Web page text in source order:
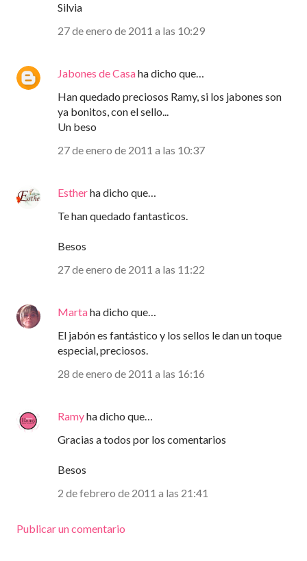
Silvia
27 de enero de 2011 a las 10:29
Jabones de Casaha dicho que…
Han quedado preciosos Ramy, si los jabones son
ya bonitos, con el sello...
Un beso
27 de enero de 2011 a las 10:37
Estherha dicho que…
Te han quedado fantasticos.
Besos
27 de enero de 2011 a las 11:22
Martaha dicho que…
El jabón es fantástico y los sellos le dan un toque
especial, preciosos.
28 de enero de 2011 a las 16:16
Ramyha dicho que…
Gracias a todos por los comentarios
Besos
2 de febrero de 2011 a las 21:41
Publicar un comentario